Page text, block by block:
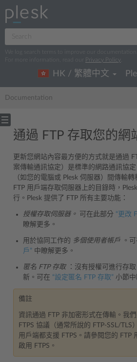
We log search terms to improve our documentation.
For more information, read our
Privacy Policy
HK / 繁體中文
Documentation
通過 FTP 存取您的網
更新您網站內容最方便的方式就是通過
案傳輸通訊協定）是標準的網路通訊協
（如您的電腦或 Plesk 伺服器）間傳輸
FTP 用戶端存取伺服器上的目錄時，
行。Plesk 提供了 FTP 所有主要功能：
授權存取伺服器。 可在此部分 “更改
瞭解更多。
用於協同工作的 多個使用者帳戶 。
戶” 中瞭解更多。
匿名 FTP 存取：沒有授權可進行存
新。可在 “設定匿名 FTP 存取” 小節中
備註
資訊通過 FTP 非加密形式在傳輸。我
FTPS 協議（通常所說的 FTP-SSL/TLS
用戶端都支援 FTPS。請參閱您的 FTP
啟用 FTPS。